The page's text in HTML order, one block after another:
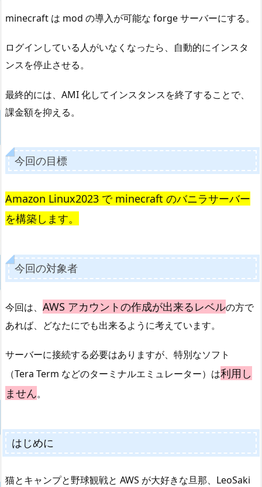
minecraft は mod の導入が可能な forge サーバーにする。
ログインしている人がいなくなったら、自動的にインスタ
ンスを停止させる。
最終的には、AMI 化してインスタンスを終了することで、
課金額を抑える。
今回の目標
Amazon Linux2023 で minecraft のバニラサーバー
を構築します。
今回の対象者
今回は、 AWS アカウントの作成が出来るレベルの方で
あれば、どなたにでも出来るように考えています。
サーバーに接続する必要はありますが、特別なソフト
（Tera Term などのターミナルエミュレーター）は利用し
ません。
はじめに
猫とキャンプと野球観戦と AWS が大好きな旦那、LeoSaki